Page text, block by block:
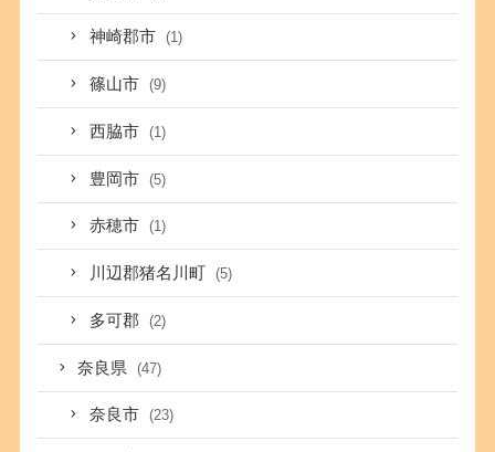
神崎郡市 (1)
篠山市 (9)
西脇市 (1)
豊岡市 (5)
赤穂市 (1)
川辺郡猪名川町 (5)
多可郡 (2)
奈良県 (47)
奈良市 (23)